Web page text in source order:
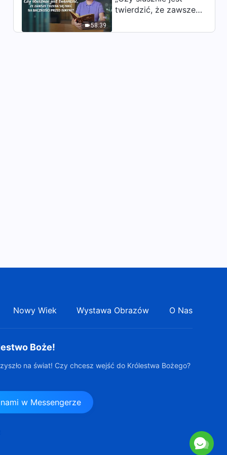
43:07
48:16
58:39
twierdzić, że zawsze
baczności przed
Nowy Wiek Wystawa Obrazów O Nas
Boże!
na świat! Czy chcesz wejść do Królestwa Bożego?
w Messengerze